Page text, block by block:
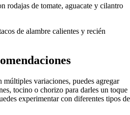
rodajas de tomate, aguacate y cilantro
de alambre calientes y recién
múltiples variaciones, puedes agregar
tocino o chorizo para darles un toque
experimentar con diferentes tipos de